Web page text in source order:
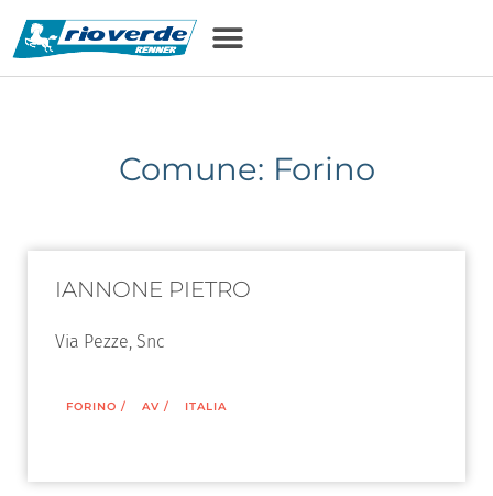
Comune: Forino
IANNONE PIETRO
Via Pezze, Snc
FORINO / AV / ITALIA